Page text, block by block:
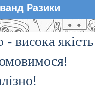
Разики
висока